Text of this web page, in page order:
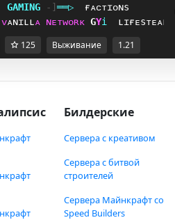
GAMING ‐]══▷
ғᴀᴄᴛɪᴏɴs
ᴠᴀɴɪʟʟᴀ ɴᴇᴛᴡᴏʀᴋ ^Ri ʟɪғᴇsᴛᴇᴀʟ
125 Выживание 1.21
Билдерские
Сервера с креативом
Сервера с битвой
строителей
Сервера Майнкрафт со
Speed Builders